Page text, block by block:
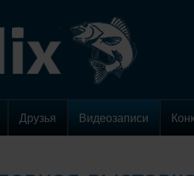
Друзья Видеозаписи